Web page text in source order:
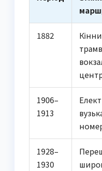
1882
1906–
1913
1928–
1930